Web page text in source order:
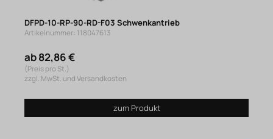
DFPD-10-RP-90-RD-F03 Schwenkantrieb
Artikelnummer: 118047613
ab 82,86 €
(Preis pro St.)
zzgl. MwSt. und Versandkosten
zum Produkt